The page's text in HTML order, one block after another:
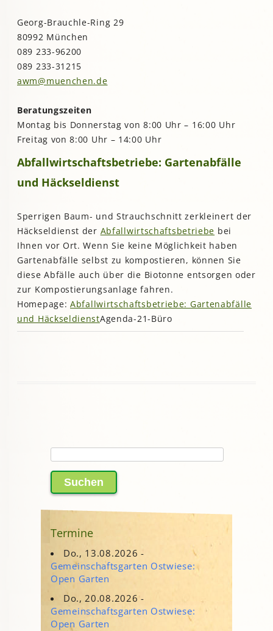
Georg-Brauchle-Ring 29
80992 München
089 233-96200
089 233-31215
awm@muenchen.de
Beratungszeiten
Montag bis Donnerstag von 8:00 Uhr – 16:00 Uhr
Freitag von 8:00 Uhr – 14:00 Uhr
Abfallwirtschaftsbetriebe: Gartenabfälle
und Häckseldienst
Sperrigen Baum- und Strauchschnitt zerkleinert der
Häckseldienst der Abfallwirtschaftsbetriebe bei
Ihnen vor Ort. Wenn Sie keine Möglichkeit haben
Gartenabfälle selbst zu kompostieren, können Sie
diese Abfälle auch über die Biotonne entsorgen oder
zur Kompostierungsanlage fahren.
Homepage: Abfallwirtschaftsbetriebe: Gartenabfälle
und HäckseldienstAgenda-21-Büro
nach:
Termine
Do., 13.08.2026 -
Gemeinschaftsgarten Ostwiese:
Open Garten
Do., 20.08.2026 -
Gemeinschaftsgarten Ostwiese:
Open Garten